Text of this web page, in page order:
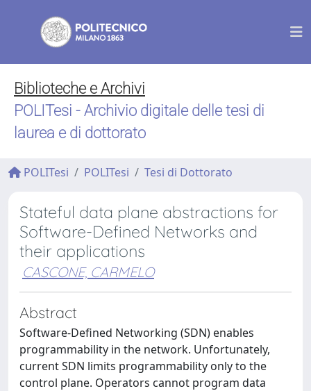
Biblioteche e Archivi
POLITesi - Archivio digitale delle tesi di
laurea e di dottorato
POLITesi POLITesi Tesi di Dottorato
Stateful data plane abstractions for
Software-Defined Networks and
their applications
CASCONE, CARMELO
Abstract
Software-Defined Networking (SDN) enables
programmability in the network. Unfortunately,
current SDN limits programmability only to the
control plane. Operators cannot program data